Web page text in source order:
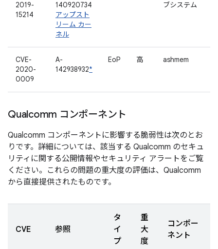
2019-
15214
140920734
アップスト
リーム カー
ネル
ブシステム
CVE-
2020-
0009
A-
142938932*
EoP 高 ashmem
Qualcomm コンポーネント
Qualcomm コンポーネントに影響する脆弱性は次のとお
りです。詳細については、該当する Qualcomm のセキュ
リティに関する公開情報やセキュリティ アラートをご覧
ください。これらの問題の重大度の評価は、Qualcomm
から直接提供されたものです。
CVE 参照
タ
イ
プ
重
大
度
コンポー
ネント